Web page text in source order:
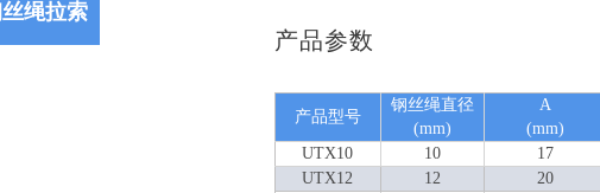
绳拉索
产品参数
产品型号
钢丝绳直径
(mm)
A
(mm)
UTX10
10 17
UTX12
12 20